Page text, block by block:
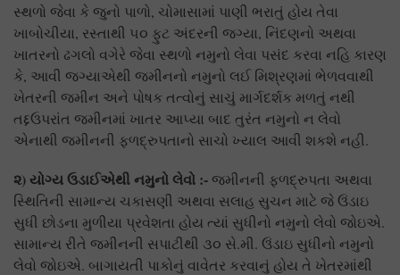
સ્થળો જેવા કે જુનો પાળો, ચોમાસામાં પાણી ભરાતું હોય તેવા
ખાબોચીયા, રસ્તાથી ૫૦ ફુટ અંદરની જગ્યા, નિંદણનો અથવા
ખાતરનો ઢગલો વગેરે જેવા સ્થળો નમુનો લેવા પસંદ કરવા નહિ કારણ
કે, આવી જગ્યાએથી જમીનનો નમુનો લઈ મિશ્રણમાં ભેળવવાથી
ખેતરની જમીન અને પોષક તત્વોનું સાચું માર્ગદર્શક મળતું નથી
તદ્દઉપરાંત જમીનમાં ખાતર આપ્યા બાદ તુરંત નમુનો ન લેવો
એનાથી જમીનની ફળદ્રુપતાનો સાચો ખ્યાલ આવી શકશે નહી.
૨) યોગ્ય ઉડાઈએથી નમુનો લેવો :- જમીનની ફળદ્રુપતા અથવા
સ્થિતિની સામાન્ય ચકાસણી અથવા સલાહ સુચન માટે જે ઉંડાઇ
સુધી છોડના મુળીયા પ્રવેશતા હોય ત્યાં સુધીનો નમુનો લેવો જોઇએ.
સામાન્ય રીતે જમીનની સપાટીથી ૩૦ સે.મી. ઉંડાઇ સુધીનો નમુનો
લેવો જોઇએ. બાગાયતી પાકોનું વાવેતર કરવાનું હોય તે ખેતરમાંથી